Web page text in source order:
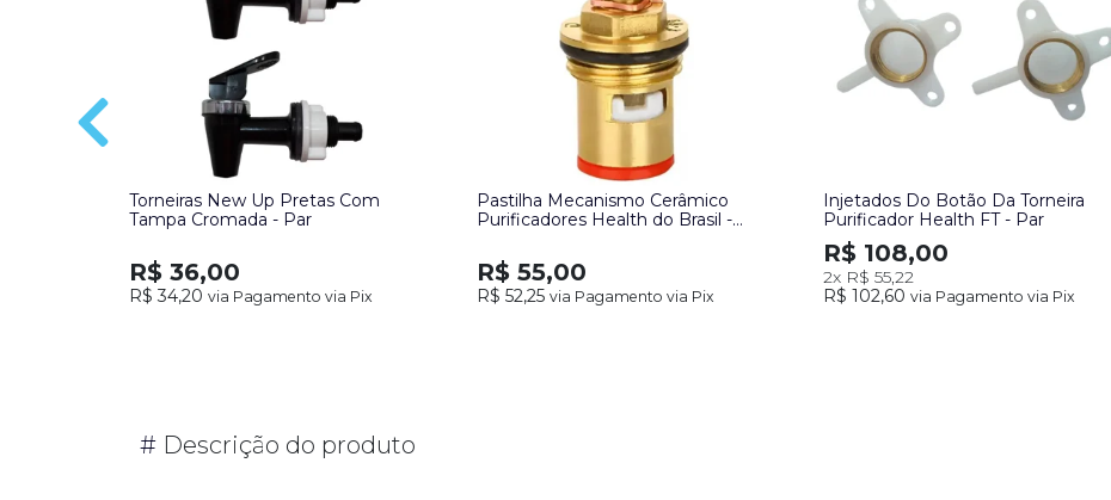
Torneiras New Up Pretas Com
Tampa Cromada - Par
R$ 36,00
R$ 34,20 via Pagamento via Pix
Pastilha Mecanismo Cerâmico
Purificadores Health do Brasil -
R$ 55,00
R$ 52,25 via Pagamento via Pix
Injetados Do Botão Da Torneira
Purificador Health FT - Par
R$ 108,00
2x R$ 55,22
R$ 102,60 via Pagamento via Pix
# Descrição do produto